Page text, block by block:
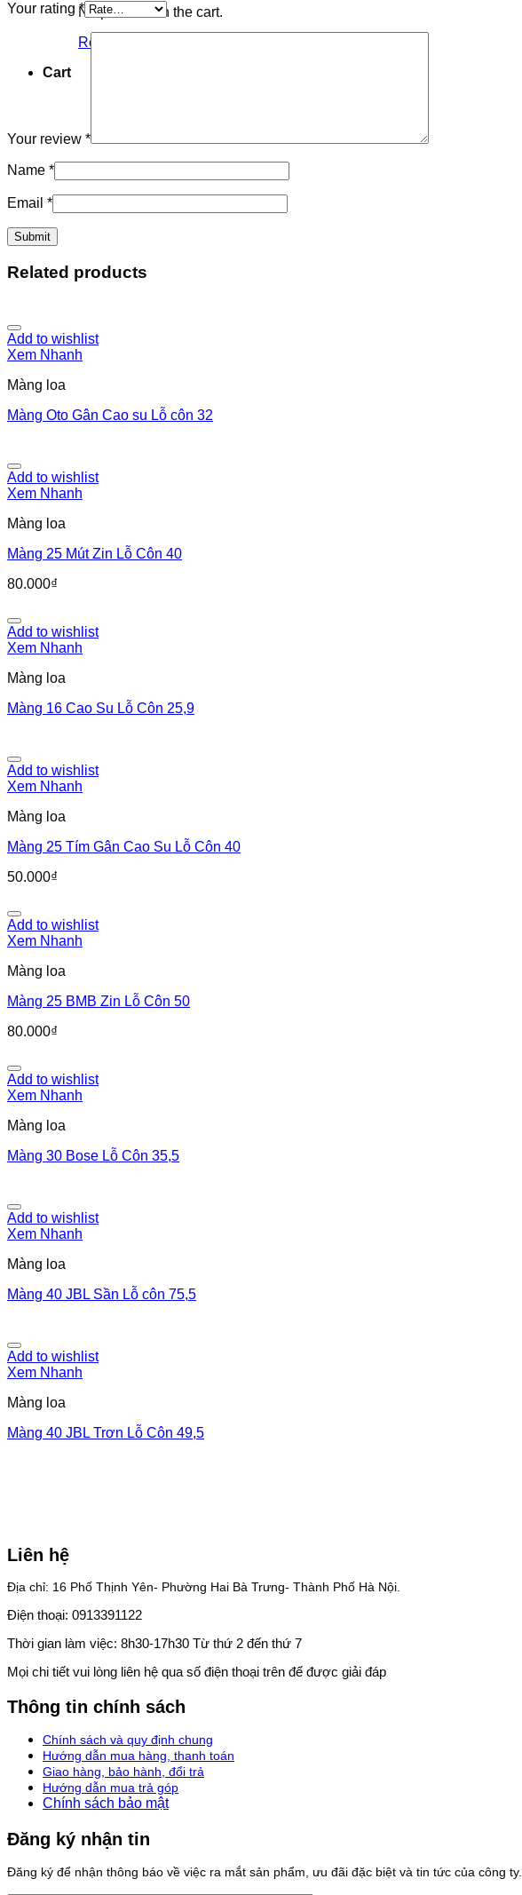
No products in the cart.
Return to shop
Cart
Your rating *
Your review *
Name *
Email *
Related products
Add to wishlist
Xem Nhanh
Màng loa
Màng Oto Gân Cao su Lỗ côn 32
Add to wishlist
Xem Nhanh
Màng loa
Màng 25 Mút Zin Lỗ Côn 40
80.000₫
Add to wishlist
Xem Nhanh
Màng loa
Màng 16 Cao Su Lỗ Côn 25,9
Add to wishlist
Xem Nhanh
Màng loa
Màng 25 Tím Gân Cao Su Lỗ Côn 40
50.000₫
Add to wishlist
Xem Nhanh
Màng loa
Màng 25 BMB Zin Lỗ Côn 50
80.000₫
Add to wishlist
Xem Nhanh
Màng loa
Màng 30 Bose Lỗ Côn 35,5
Add to wishlist
Xem Nhanh
Màng loa
Màng 40 JBL Sần Lỗ côn 75,5
Add to wishlist
Xem Nhanh
Màng loa
Màng 40 JBL Trơn Lỗ Côn 49,5
Liên hệ
Địa chỉ: 16 Phố Thịnh Yên- Phường Hai Bà Trưng- Thành Phố Hà Nội.
Điện thoại: 0913391122
Thời gian làm việc: 8h30-17h30 Từ thứ 2 đến thứ 7
Mọi chi tiết vui lòng liên hệ qua số điện thoại trên để được giải đáp
Thông tin chính sách
Chính sách và quy định chung
Hướng dẫn mua hàng, thanh toán
Giao hàng, bảo hành, đổi trả
Hướng dẫn mua trả góp
Chính sách bảo mật
Đăng ký nhận tin
Đăng ký để nhận thông báo về việc ra mắt sản phẩm, ưu đãi đặc biệt và tin tức của công ty.